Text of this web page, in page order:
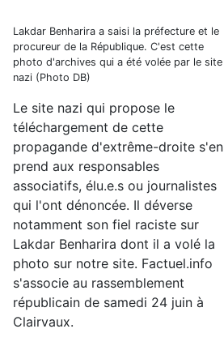
Lakdar Benharira a saisi la préfecture et le
procureur de la République. C'est cette
photo d'archives qui a été volée par le site
nazi (Photo DB)
Le site nazi qui propose le
téléchargement de cette
propagande d'extrême-droite s'en
prend aux responsables
associatifs, élu.e.s ou journalistes
qui l'ont dénoncée. Il déverse
notamment son fiel raciste sur
Lakdar Benharira dont il a volé la
photo sur notre site. Factuel.info
s'associe au rassemblement
républicain de samedi 24 juin à
Clairvaux.